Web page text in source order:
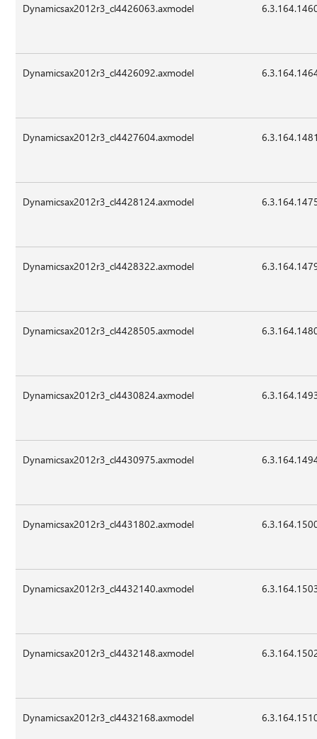
Dynamicsax2012r3_cl4426063.axmodel
Dynamicsax2012r3_cl4426092.axmodel
Dynamicsax2012r3_cl4427604.axmodel
Dynamicsax2012r3_cl4428124.axmodel
Dynamicsax2012r3_cl4428322.axmodel
Dynamicsax2012r3_cl4428505.axmodel
Dynamicsax2012r3_cl4430824.axmodel
Dynamicsax2012r3_cl4430975.axmodel
Dynamicsax2012r3_cl4431802.axmodel
Dynamicsax2012r3_cl4432140.axmodel
Dynamicsax2012r3_cl4432148.axmodel
Dynamicsax2012r3_cl4432168.axmodel